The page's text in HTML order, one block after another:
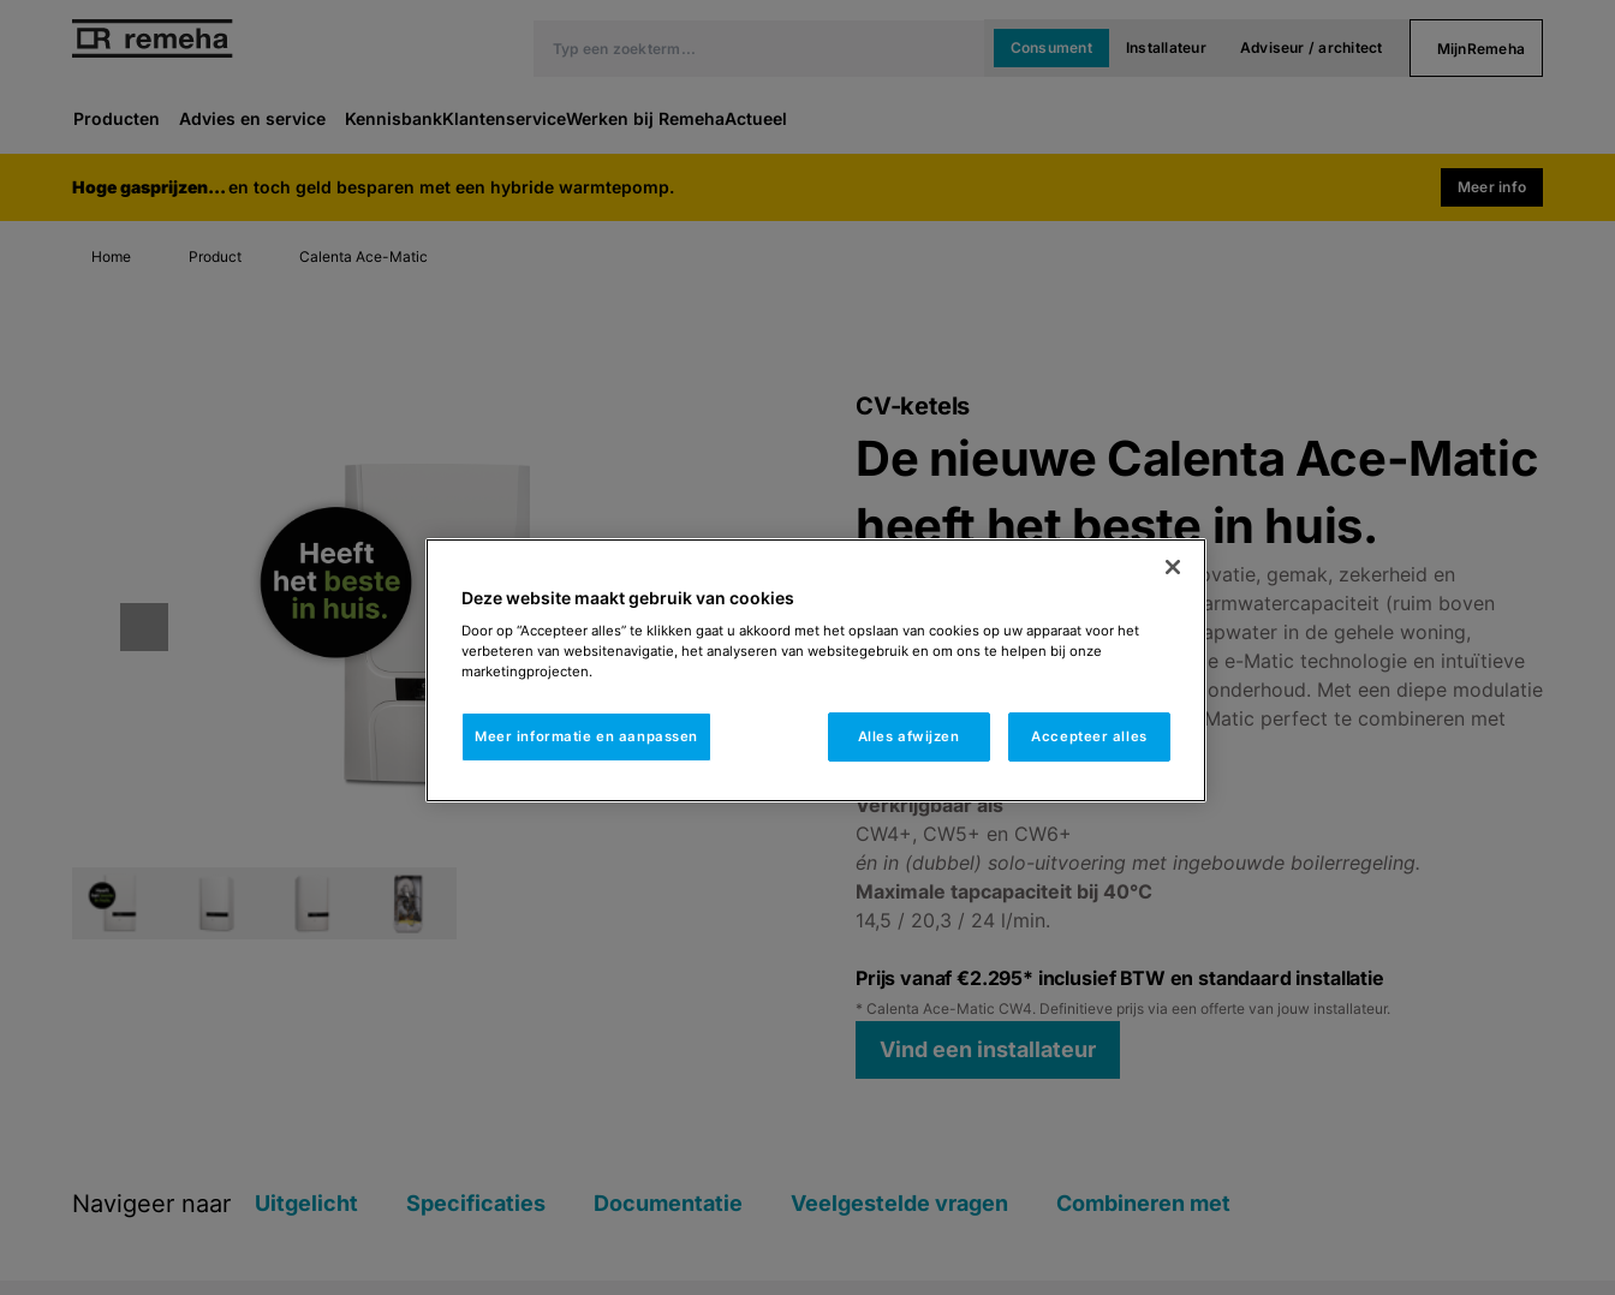
Consument Installateur Adviseur / architect MijnRemeha
Producten Advies en service KennisbankKlantenserviceWerken bij RemehaActueel
Hoge gasprijzen...en toch geld besparen met een hybride warmtepomp. Meer info
Home Product Calenta Ace-Matic
CV-ketels
De nieuwe Calenta Ace-Matic
heeft het beste in huis.
De Calenta Ace-Matic combineert innovatie, gemak, zekerheid en
prestaties in één toestel. Een royale warmwatercapaciteit (ruim boven
Gaskeur CW-norm) zorgt voor warm tapwater in de gehele woning,
tegelijkertijd. Interne verlichting, slimme e-Matic technologie en intuïtieve
bediening vereenvoudigt installatie en onderhoud. Met een diepe modulatie
van maar liefst 1:10 is de Calenta Ace-Matic perfect te combineren met
een hybride warmtepomp.
Verkrijgbaar als
CW4+, CW5+ en CW6+
én in (dubbel) solo-uitvoering met ingebouwde boilerregeling.
Maximale tapcapaciteit bij 40°C
14,5 / 20,3 / 24 l/min.
Prijs vanaf €2.295* inclusief BTW en standaard installatie
* Calenta Ace-Matic CW4. Definitieve prijs via een offerte van jouw installateur.
Vind een installateur
Navigeer naar Uitgelicht Specificaties Documentatie Veelgestelde vragen Combineren met
Deze website maakt gebruik van cookies
Door op “Accepteer alles” te klikken gaat u akkoord met het opslaan van cookies op uw apparaat voor het
verbeteren van websitenavigatie, het analyseren van websitegebruik en om ons te helpen bij onze
marketingprojecten.
Meer informatie en aanpassen Alles afwijzen Accepteer alles